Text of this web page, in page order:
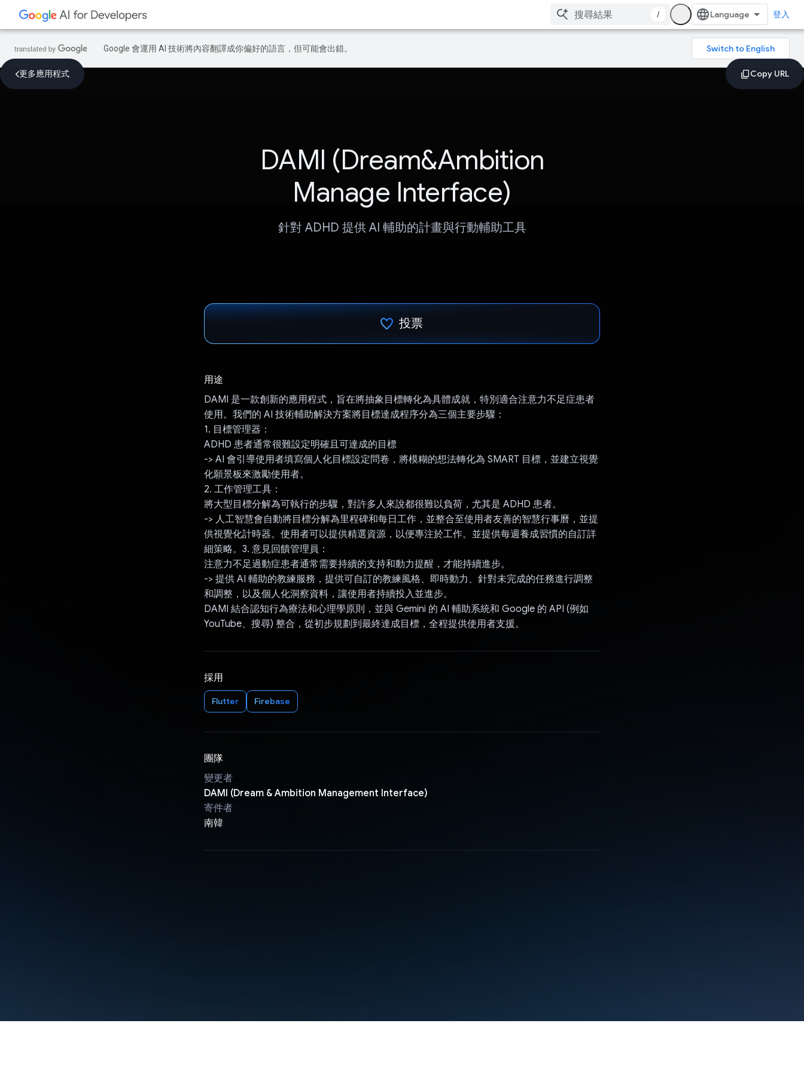
/ 登入
Google 會運用 AI 技術將內容翻譯成你偏好的語言，但可能會出錯。
更多應用程式
DAMI (Dream&Ambition
Manage Interface)
針對 ADHD 提供 AI 輔助的計畫與行動輔助工具
投票
用途
DAMI 是一款創新的應用程式，旨在將抽象目標轉化為具體成就，特別適合注意力不足症患者
使用。我們的 AI 技術輔助解決方案將目標達成程序分為三個主要步驟：
1. 目標管理器：
ADHD 患者通常很難設定明確且可達成的目標
-> AI 會引導使用者填寫個人化目標設定問卷，將模糊的想法轉化為 SMART 目標，並建立視覺
化願景板來激勵使用者。
2. 工作管理工具：
將大型目標分解為可執行的步驟，對許多人來說都很難以負荷，尤其是 ADHD 患者。
-> 人工智慧會自動將目標分解為里程碑和每日工作，並整合至使用者友善的智慧行事曆，並提
供視覺化計時器。使用者可以提供精選資源，以便專注於工作。並提供每週養成習慣的自訂詳
細策略。3. 意見回饋管理員：
注意力不足過動症患者通常需要持續的支持和動力提醒，才能持續進步。
-> 提供 AI 輔助的教練服務，提供可自訂的教練風格、即時動力、針對未完成的任務進行調整
和調整，以及個人化洞察資料，讓使用者持續投入並進步。
DAMI 結合認知行為療法和心理學原則，並與 Gemini 的 AI 輔助系統和 Google 的 API (例如
YouTube、搜尋) 整合，從初步規劃到最終達成目標，全程提供使用者支援。
採用
Flutter Firebase
團隊
變更者
DAMI (Dream & Ambition Management Interface)
寄件者
南韓